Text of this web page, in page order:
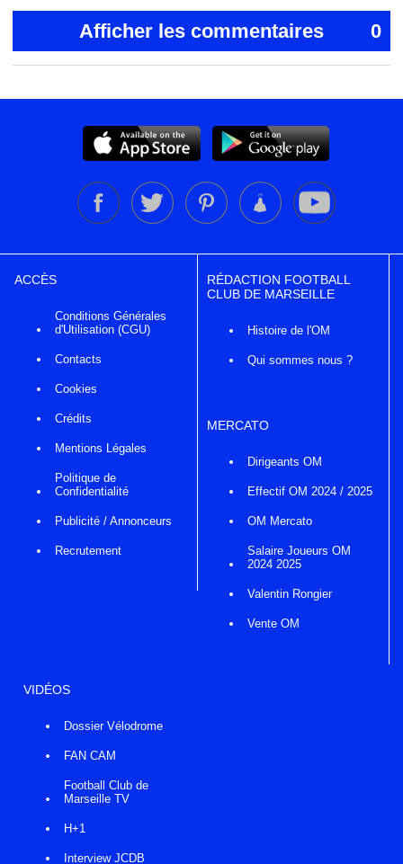
Afficher les commentaires 0
ACCÈS
Conditions Générales
d'Utilisation (CGU)
Contacts
Cookies
Crédits
Mentions Légales
Politique de
Confidentialité
Publicité / Annonceurs
Recrutement
RÉDACTION FOOTBALL
CLUB DE MARSEILLE
Histoire de l'OM
Qui sommes nous ?
MERCATO
Dirigeants OM
Effectif OM 2024 / 2025
OM Mercato
Salaire Joueurs OM
2024 2025
Valentin Rongier
Vente OM
VIDÉOS
Dossier Vélodrome
FAN CAM
Football Club de
Marseille TV
H+1
Interview JCDB